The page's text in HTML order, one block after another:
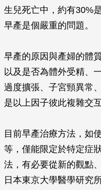
生兒死亡中，約有30%
早產是個嚴重的問題。
早產的原因與產婦的體
以及是否為體外受精、
過度擴張、子宮頸異常
是以上因子彼此複雜交
目前早產治療方法，如
等，僅能限定於特定症
法，有必要從新的觀點
日本東京大學醫學研究